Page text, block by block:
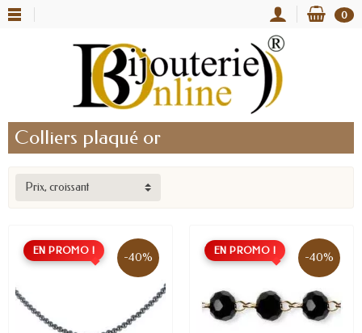
0
Colliers plaqué or
Prix, croissant
EN PROMO ! -40% EN PROMO ! -40%